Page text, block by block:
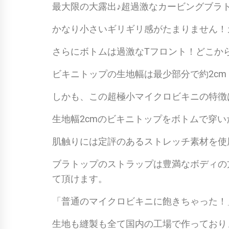
最大限の大露出♪超過激なカービングブラ
かなり小さいギリギリ感がたまりません
さらにボトムは過激なTフロント！どこか
ビキニトップの生地幅は最少部分で約
しかも、この超極小マイクロビキニの特
生地幅2cmのビキニトップをボトムで穿
肌触りには定評のあるストレッチ素材を
ブラトップのストラップは豊満なボディ
て頂けます。
「普通のマイクロビキニに飽きちゃった
生地も縫製も全て国内の工場で作ってお